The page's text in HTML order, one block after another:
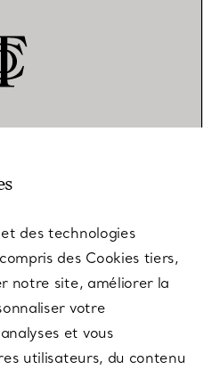
des technologies
des Cookies tiers,
notre site, améliorer la
votre
et vous
utilisateurs, du contenu